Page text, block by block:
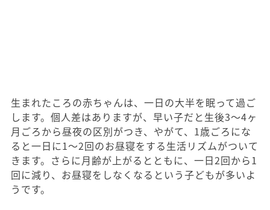
生まれたころの赤ちゃんは、一日の大半を眠って過ご
します。個人差はありますが、早い子だと生後3～4ヶ
月ごろから昼夜の区別がつき、やがて、1歳ごろにな
ると一日に1～2回のお昼寝をする生活リズムがついて
きます。さらに月齢が上がるとともに、一日2回から1
回に減り、お昼寝をしなくなるという子どもが多いよ
うです。